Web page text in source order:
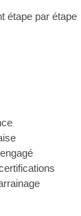
étape par étape